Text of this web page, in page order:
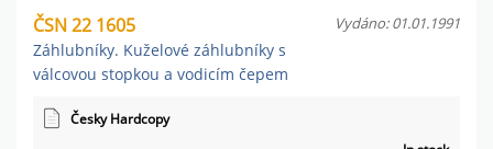
ČSN 22 1605
Záhlubníky. Kuželové záhlubníky s
válcovou stopkou a vodicím čepem
Vydáno: 01.01.1991
Česky Hardcopy